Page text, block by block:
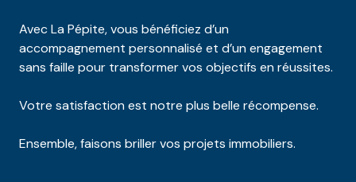
Avec La Pépite, vous bénéficiez d’un
accompagnement personnalisé et d’un engagement
sans faille pour transformer vos objectifs en réussites.
Votre satisfaction est notre plus belle récompense.
Ensemble, faisons briller vos projets immobiliers.